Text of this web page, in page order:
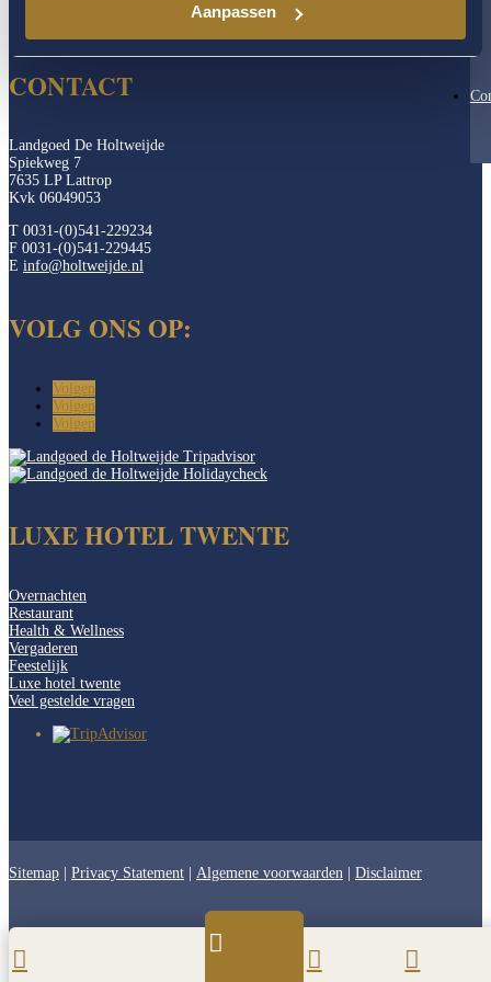
Aanpassen
CONTACT
Landgoed De Holtweijde
Spiekweg 7
7635 LP Lattrop
Kvk 06049053
T 0031-(0)541-229234
F 0031-(0)541-229445
E info@holtweijde.nl
VOLG ONS OP:
Volgen
Volgen
Volgen
LUXE HOTEL TWENTE
Overnachten
Restaurant
Health & Wellness
Vergaderen
Feestelijk
Luxe hotel twente
Veel gestelde vragen
Sitemap Privacy Statement Algemene voorwaarden Disclaimer


 